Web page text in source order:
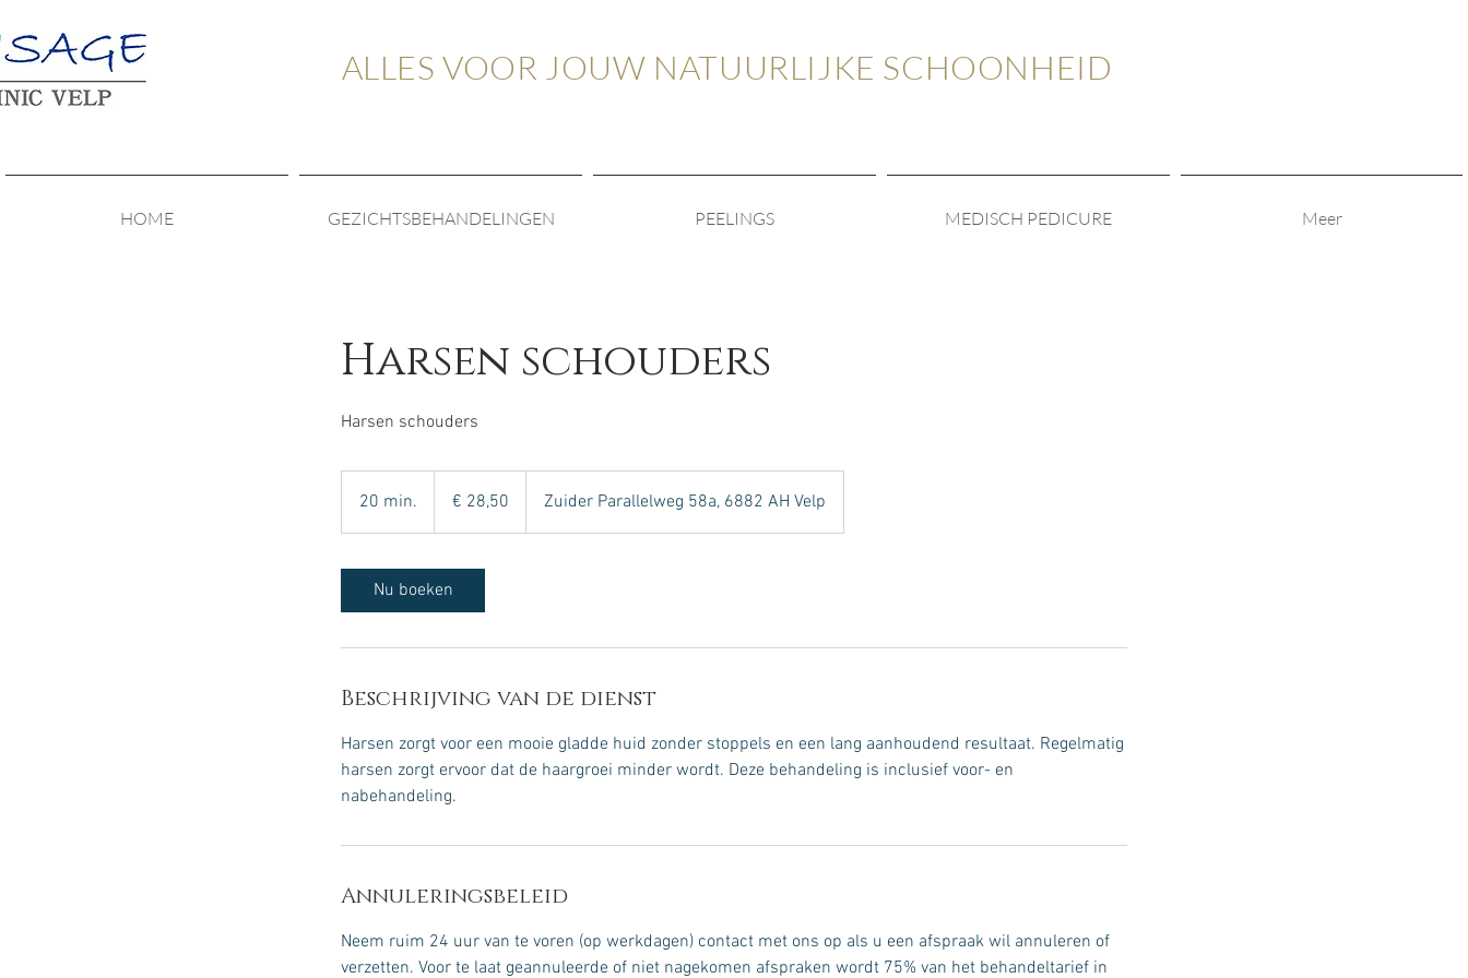
ALLES VOOR JOUW NATUURLIJKE SCHOONHEID
HOME GEZICHTSBEHANDELINGEN PEELINGS MEDISCH PEDICURE Meer
Harsen schouders
Harsen schouders
20 min.
0
i
n
€ 28,50 Zuider Parallelweg 58a, 6882 AH Velp
Nu boeken
Beschrijving van de dienst
Harsen zorgt voor een mooie gladde huid zonder stoppels en een lang aanhoudend resultaat. Regelmatig
harsen zorgt ervoor dat de haargroei minder wordt. Deze behandeling is inclusief voor- en
nabehandeling.
Annuleringsbeleid
Neem ruim 24 uur van te voren (op werkdagen) contact met ons op als u een afspraak wil annuleren of
verzetten. Voor te laat geannuleerde of niet nagekomen afspraken wordt 75% van het behandeltarief in